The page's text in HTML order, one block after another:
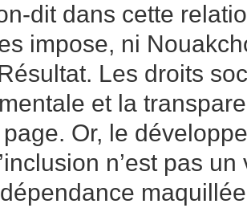
dit dans cette
impose, ni
Les droits
et la
Or, le
n’est pas